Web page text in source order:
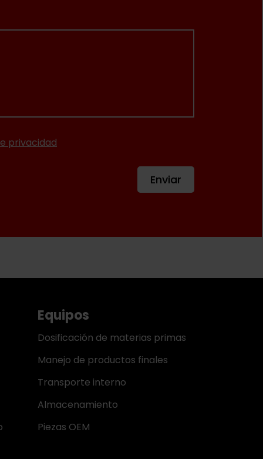
privacidad
Enviar
Equipos
Dosificación de materias primas
Manejo de productos finales
Transporte interno
Almacenamiento
Piezas OEM